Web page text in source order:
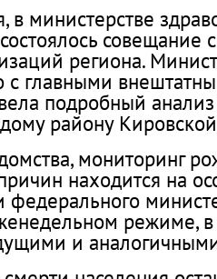
в министерстве
совещание
региона.
с главными
подробный
району
мониторинг
находится на
федерального
режиме,
и